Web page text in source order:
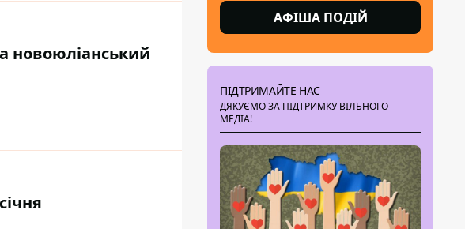
новоюліанський
АФІША ПОДІЙ
ПІДТРИМАЙТЕ НАС
ДЯКУЄМО ЗА ПІДТРИМКУ ВІЛЬНОГО
МЕДІА!